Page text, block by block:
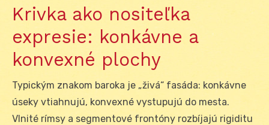
Krivka ako nositeľka
expresie: konkávne a
konvexné plochy
Typickým znakom baroka je „živá“ fasáda: konkávne
úseky vtiahnujú, konvexné vystupujú do mesta.
Vlnité rímsy a segmentové frontóny rozbíjajú rigiditu